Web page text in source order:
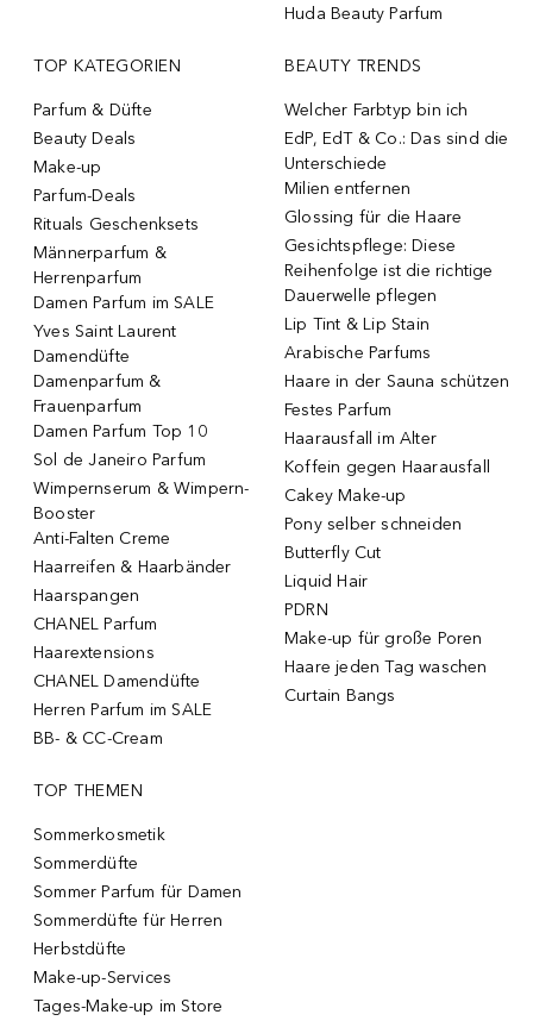
Huda Beauty Parfum
TOP KATEGORIEN
Parfum & Düfte
Beauty Deals
Make-up
Parfum-Deals
Rituals Geschenksets
Männerparfum &
Herrenparfum
Damen Parfum im SALE
Yves Saint Laurent
Damendüfte
Damenparfum &
Frauenparfum
Damen Parfum Top 10
Sol de Janeiro Parfum
Wimpernserum & Wimpern-
Booster
Anti-Falten Creme
Haarreifen & Haarbänder
Haarspangen
CHANEL Parfum
Haarextensions
CHANEL Damendüfte
Herren Parfum im SALE
BB- & CC-Cream
BEAUTY TRENDS
Welcher Farbtyp bin ich
EdP, EdT & Co.: Das sind die
Unterschiede
Milien entfernen
Glossing für die Haare
Gesichtspflege: Diese
Reihenfolge ist die richtige
Dauerwelle pflegen
Lip Tint & Lip Stain
Arabische Parfums
Haare in der Sauna schützen
Festes Parfum
Haarausfall im Alter
Koffein gegen Haarausfall
Cakey Make-up
Pony selber schneiden
Butterfly Cut
Liquid Hair
PDRN
Make-up für große Poren
Haare jeden Tag waschen
Curtain Bangs
TOP THEMEN
Sommerkosmetik
Sommerdüfte
Sommer Parfum für Damen
Sommerdüfte für Herren
Herbstdüfte
Make-up-Services
Tages-Make-up im Store